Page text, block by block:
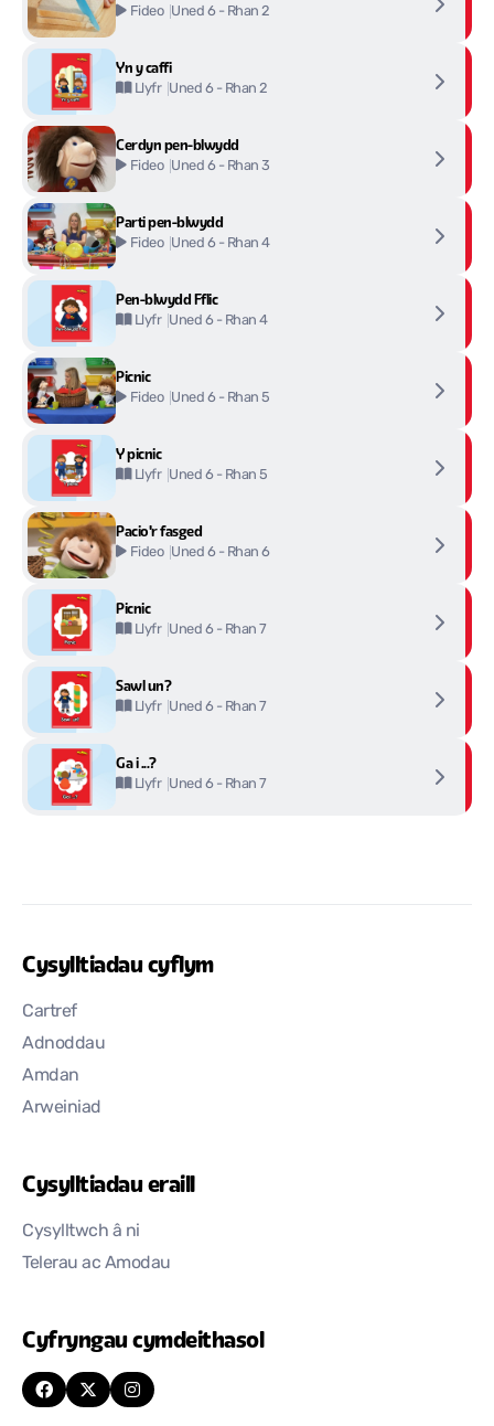
Fideo Uned 6 - Rhan 2
Yn y caffi
Llyfr Uned 6 - Rhan 2
Cerdyn pen-blwydd
Fideo Uned 6 - Rhan 3
Parti pen-blwydd
Fideo Uned 6 - Rhan 4
Pen-blwydd Fflic
Llyfr Uned 6 - Rhan 4
Picnic
Fideo Uned 6 - Rhan 5
Y picnic
Llyfr Uned 6 - Rhan 5
Pacio'r fasged
Fideo Uned 6 - Rhan 6
Picnic
Llyfr Uned 6 - Rhan 7
Sawl un?
Llyfr Uned 6 - Rhan 7
Ga i ...?
Llyfr Uned 6 - Rhan 7
Cysylltiadau cyflym
Cartref
Adnoddau
Amdan
Arweiniad
Cysylltiadau eraill
Cysylltwch â ni
Telerau ac Amodau
Cyfryngau cymdeithasol